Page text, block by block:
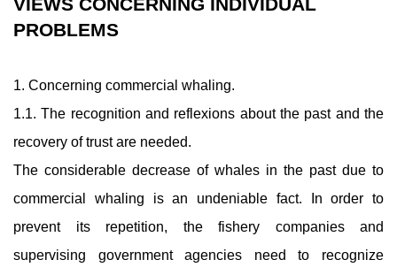
PROBLEMS
1. Concerning commercial whaling.
1.1. The recognition and reflexions about the past and the
recovery of trust are needed.
The considerable decrease of whales in the past due to
commercial whaling is an undeniable fact. In order to
prevent its repetition, the fishery companies and
supervising government agencies need to recognize